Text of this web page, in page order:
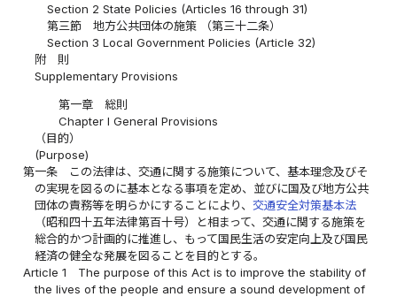
Section 2 State Policies (Articles 16 through 31)
第三節 地方公共団体の施策 （第三十二条）
Section 3 Local Government Policies (Article 32)
附 則
Supplementary Provisions
第一章 総則
Chapter I General Provisions
（目的）
(Purpose)
第一条
この法律は、交通に関する施策について、基本理念及びそ
の実現を図るのに基本となる事項を定め、並びに国及び地方公共
団体の責務等を明らかにすることにより、交通安全対策基本法
（昭和四十五年法律第百十号）と相まって、交通に関する施策を
総合的かつ計画的に推進し、もって国民生活の安定向上及び国民
経済の健全な発展を図ることを目的とする。
Article 1
The purpose of this Act is to improve the stability of
the lives of the people and ensure a sound development of